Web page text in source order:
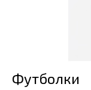
Футболки